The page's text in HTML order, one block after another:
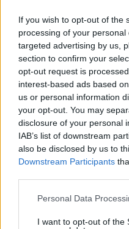
If you wish to opt-out of the
processing of your
targeted advertising by us,
section to confirm your
opt-out request is
interest-based ads based
us or personal information
your opt-out. You may
disclosure of your personal
IAB’s list of downstream
also be disclosed by us to
Downstream Participants
Please note that this
not limited to your visit or
Personal Data
I want to opt-out of the
Άλλος για data center;
€50 δισ. την ερχόμενη
07.08.2026, 20:16
Είδος υπό εξαφάνιση οι
υπερπολύτεκνοι στην
07.08.2026, 15:59